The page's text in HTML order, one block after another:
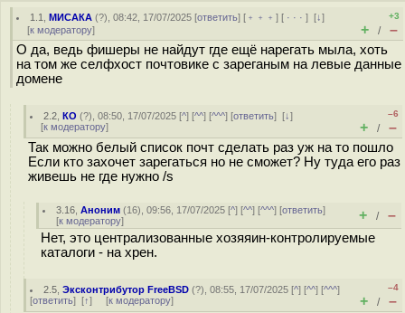
1.1 ,МИСАКА (?), 08:42, 17/07/2025 [ответить] [ ﹢﹢﹢] [ · · ·][↓]
[к модератору]
+3
+ / –
О да, ведь фишеры не найдут где ещё нарегать мыла, хоть
на том же селфхост почтовике с зареганым на левые данные
домене
2.2 ,КО (?), 08:50, 17/07/2025 [^] [^^] [^^^] [ответить][↓]
[к модератору]
–6
+ / –
Так можно белый список почт сделать раз уж на то пошло
Если кто захочет зарегаться но не сможет? Ну туда его раз
живешь не где нужно /s
3.16 ,Аноним (16), 09:56, 17/07/2025 [^] [^^] [^^^] [ответить]
[к модератору] + / –
Нет, это централизованные хозяяин-контролируемые
каталоги - на хрен.
2.5 ,Эксконтрибутор FreeBSD (?), 08:55, 17/07/2025 [^] [^^] [^^^]
[ответить] [↑] [к модератору]
–4
+ / –